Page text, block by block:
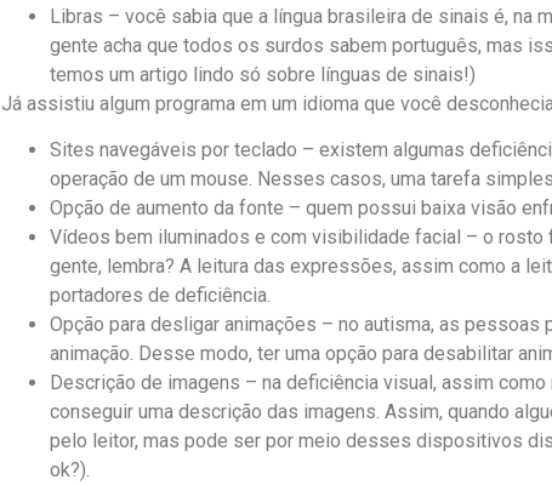
Libras – você sabia que a língua brasileira de sinais é, na
gente acha que todos os surdos sabem português, mas
temos um artigo lindo só sobre línguas de sinais!)
Já assistiu algum programa em um idioma que você
Sites navegáveis por teclado – existem algumas
operação de um mouse. Nesses casos, uma tarefa
Opção de aumento da fonte – quem possui baixa visão
Vídeos bem iluminados e com visibilidade facial – o rosto
gente, lembra? A leitura das expressões, assim como a
portadores de deficiência.
Opção para desligar animações – no autisma, as
animação. Desse modo, ter uma opção para desabilitar
Descrição de imagens – na deficiência visual, assim
conseguir uma descrição das imagens. Assim, quando
pelo leitor, mas pode ser por meio desses dispositivos
ok?).